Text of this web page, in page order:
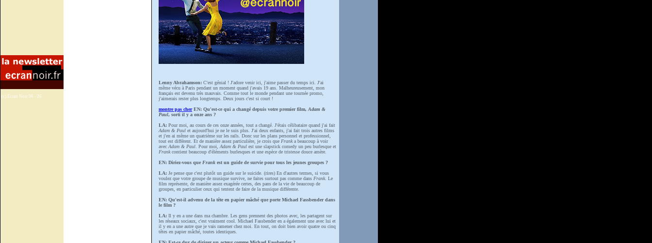
(c) Ecran Noir 96 - 26
Lenny Abrahamson: C'est génial ! J'adore venir ici, j'aime passer du temps ici. J'ai
même vécu à Paris pendant un moment quand j'avais 19 ans. Malheureusement, mon
français est devenu très mauvais. Comme tout le monde pendant une tournée promo,
j'aimerais rester plus longtemps. Deux jours c'est si court !
montre pas cherEN: Qu'est-ce qui a changé depuis votre premier film, Adam &
Paul, sorti il y a onze ans ?
LA: Pour moi, au cours de ces onze années, tout a changé. J'étais célibataire quand j'ai fait
Adam & Paul et aujourd'hui je ne le suis plus. J'ai deux enfants, j'ai fait trois autres films
et j'en ai même un quatrième sur les rails. Donc sur les plans personnel et professionnel,
tout est différent. Et de manière assez particulière, je crois que Franka beaucoup à voir
avec Adam & Paul . Pour moi, Adam & Paul est une slapstick comedy un peu burlesque et
Frankcontient beaucoup d'éléments burlesques et une espèce de tristesse douce amère.
EN: Diriez-vous que Frank est un guide de survie pour tous les jeunes groupes ?
LA: Je pense que c'est plutôt un guide sur le suicide. (rires) En d'autres termes, si vous
voulez que votre groupe de musique survive, ne faites surtout pas comme dans Frank. Le
film représente, de manière assez exagérée certes, des pans de la vie de beaucoup de
groupes, en particulier ceux qui tentent de faire de la musique différente.
EN: Qu'est-il advenu de la tête en papier mâché que porte Michael Fassbender dans
le film ?
LA: Il y en a une dans ma chambre. Les gens prennent des photos avec, les partagent sur
les réseaux sociaux, c'est vraiment cool. Michael Fassbender en a également une avec lui et
il y en a une autre que je vais ramener chez moi. En tout, on doit bien avoir quatre ou cinq
têtes en papier mâché, toutes identiques.